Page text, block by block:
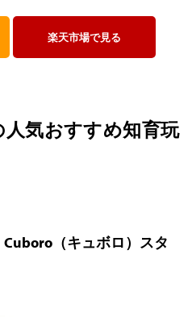
楽天市場で見る
気おすすめ知育玩
（キュボロ）スタ